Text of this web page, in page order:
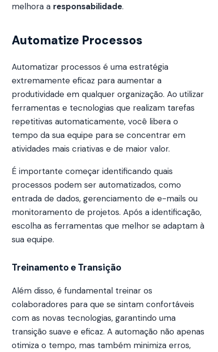
melhora a responsabilidade.
Automatize Processos
Automatizar processos é uma estratégia
extremamente eficaz para aumentar a
produtividade em qualquer organização. Ao utilizar
ferramentas e tecnologias que realizam tarefas
repetitivas automaticamente, você libera o
tempo da sua equipe para se concentrar em
atividades mais criativas e de maior valor.
É importante começar identificando quais
processos podem ser automatizados, como
entrada de dados, gerenciamento de e-mails ou
monitoramento de projetos. Após a identificação,
escolha as ferramentas que melhor se adaptam à
sua equipe.
Treinamento e Transição
Além disso, é fundamental treinar os
colaboradores para que se sintam confortáveis
com as novas tecnologias, garantindo uma
transição suave e eficaz. A automação não apenas
otimiza o tempo, mas também minimiza erros,